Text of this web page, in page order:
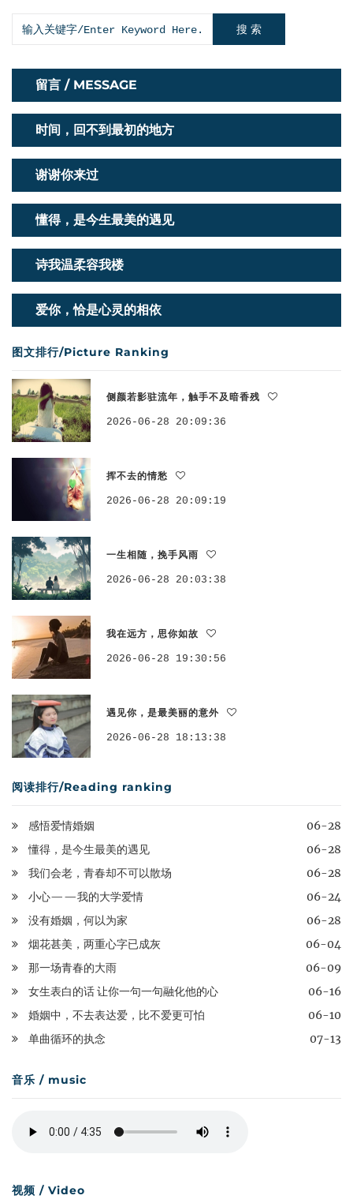
搜 索
留言 / MESSAGE
时间，回不到最初的地方
谢谢你来过
懂得，是今生最美的遇见
诗我温柔容我楼
爱你，恰是心灵的相依
图文排行/Picture Ranking
侧颜若影驻流年，触手不及暗香残
2026-06-28 20:09:36
挥不去的情愁
2026-06-28 20:09:19
一生相随，挽手风雨
2026-06-28 20:03:38
我在远方，思你如故
2026-06-28 19:30:56
遇见你，是最美丽的意外
2026-06-28 18:13:38
阅读排行/Reading ranking
感悟爱情婚姻
06-28
懂得，是今生最美的遇见
06-28
我们会老，青春却不可以散场
06-28
小心——我的大学爱情
06-24
没有婚姻，何以为家
06-28
烟花甚美，两重心字已成灰
06-04
那一场青春的大雨
06-09
女生表白的话 让你一句一句融化他的心
06-16
婚姻中，不去表达爱，比不爱更可怕
06-10
单曲循环的执念
07-13
音乐 / music
视频 / Video